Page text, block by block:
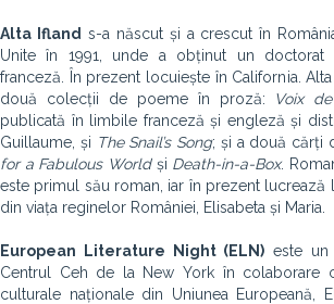
Alta Ifland s-a născut și a crescut în
Unite în 1991, unde a obținut un doctorat
franceză. În prezent locuiește în California.
două colecții de poeme în proză: Voix
publicată în limbile franceză și engleză și
Guillaume, și The Snail’s Song; și a două cărți
for a Fabulous Worldși Death-in-a-Box.
este primul său roman, iar în prezent lucrează
din viața reginelor României, Elisabeta și Maria.
European Literature Night (ELN) este un
Centrul Ceh de la New York în colaborare
culturale naționale din Uniunea Europeană,